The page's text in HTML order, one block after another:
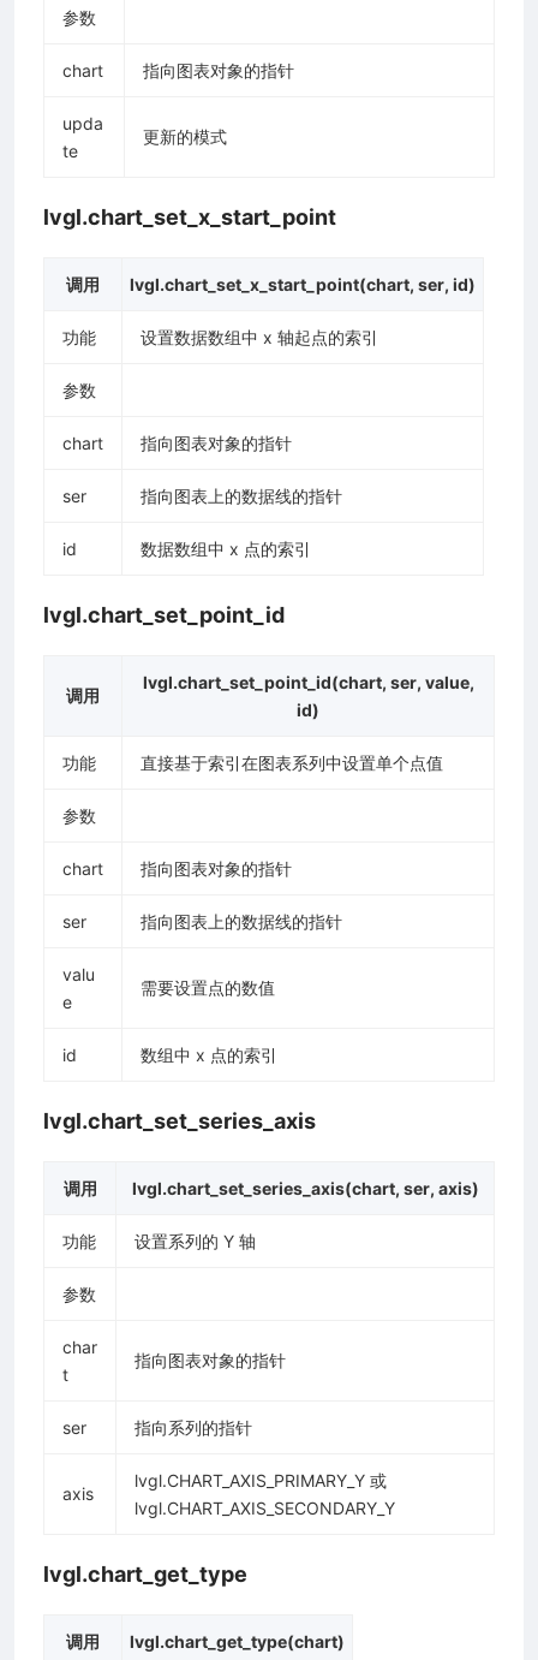
参数
chart 指向图表对象的指针
upda
te
更新的模式
lvgl.chart_set_x_start_point
调用 lvgl.chart_set_x_start_point(chart, ser, id)
功能 设置数据数组中 x 轴起点的索引
参数
chart 指向图表对象的指针
ser 指向图表上的数据线的指针
id 数据数组中 x 点的索引
lvgl.chart_set_point_id
调用
lvgl.chart_set_point_id(chart, ser, value,
id)
功能 直接基于索引在图表系列中设置单个点值
参数
chart 指向图表对象的指针
ser 指向图表上的数据线的指针
valu
e
需要设置点的数值
id 数组中 x 点的索引
lvgl.chart_set_series_axis
调用 lvgl.chart_set_series_axis(chart, ser, axis)
功能 设置系列的 Y 轴
参数
char
t
指向图表对象的指针
ser 指向系列的指针
axis
lvgl.CHART_AXIS_PRIMARY_Y 或
lvgl.CHART_AXIS_SECONDARY_Y
lvgl.chart_get_type
调用 lvgl.chart_get_type(chart)